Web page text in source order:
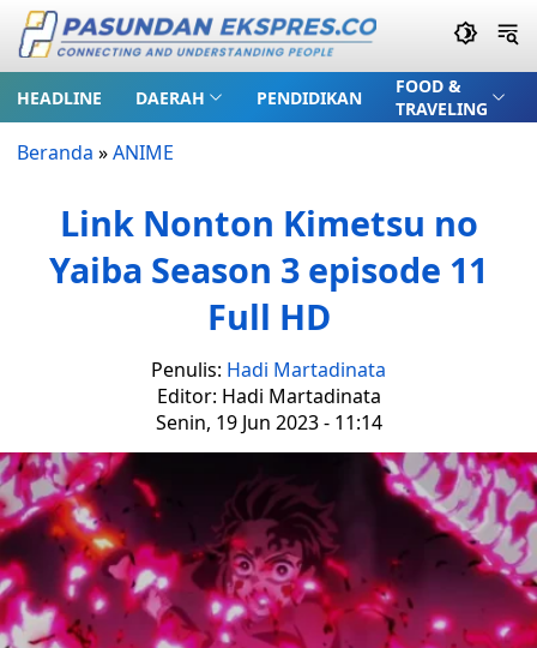
HEADLINE DAERAH PENDIDIKAN
FOOD &
TRAVELING
Beranda »ANIME
Link Nonton Kimetsu no
Yaiba Season 3 episode 11
Full HD
Penulis: Hadi Martadinata
Editor: Hadi Martadinata
Senin, 19 Jun 2023 - 11:14